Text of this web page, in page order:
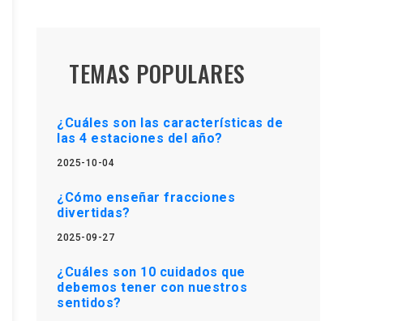
TEMAS POPULARES
¿Cuáles son las características de
las 4 estaciones del año?
2025-10-04
¿Cómo enseñar fracciones
divertidas?
2025-09-27
¿Cuáles son 10 cuidados que
debemos tener con nuestros
sentidos?